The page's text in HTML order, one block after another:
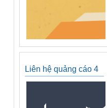
Liên hệ quảng cáo 4